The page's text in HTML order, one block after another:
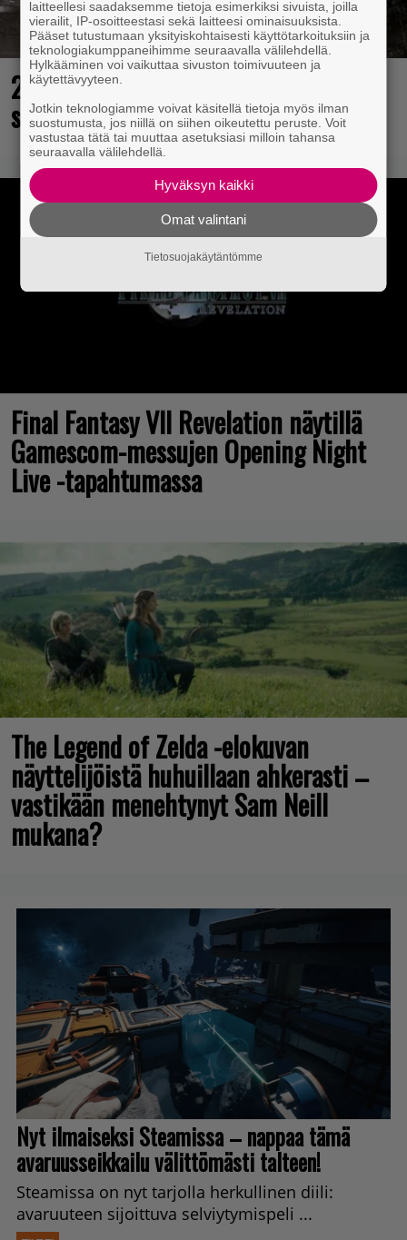
25 kaikkien aikojen parasta
supersankaripeliä listattu
Final Fantasy VII Revelation näytillä
Gamescom-messujen Opening Night
Live -tapahtumassa
The Legend of Zelda -elokuvan
näyttelijöistä huhuillaan ahkerasti –
vastikään menehtynyt Sam Neill
mukana?
laitteellesi saadaksemme tietoja esimerkiksi sivuista, joilla
vierailit, IP-osoitteestasi sekä laitteesi ominaisuuksista.
Pääset tutustumaan yksityiskohtaisesti käyttötarkoituksiin ja
teknologiakumppaneihimme seuraavalla välilehdellä.
Hylkääminen voi vaikuttaa sivuston toimivuuteen ja
käytettävyyteen.
Jotkin teknologiamme voivat käsitellä tietoja myös ilman
suostumusta, jos niillä on siihen oikeutettu peruste. Voit
vastustaa tätä tai muuttaa asetuksiasi milloin tahansa
seuraavalla välilehdellä.
Hyväksyn kaikki
Omat valintani
Tietosuojakäytäntömme